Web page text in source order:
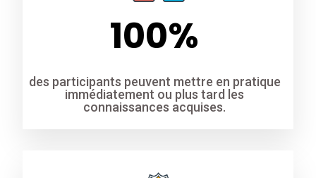
100%
des participants peuvent mettre en pratique
immédiatement ou plus tard les
connaissances acquises.